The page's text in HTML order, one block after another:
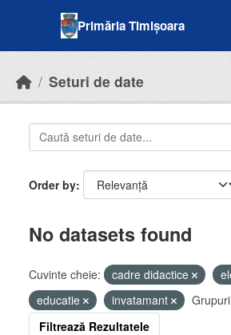
Primăria Timișoara
Seturi de date
Order by
No datasets found
Cuvinte cheie: cadre didactice
educatie
invatamant
Filtrează Rezultatele